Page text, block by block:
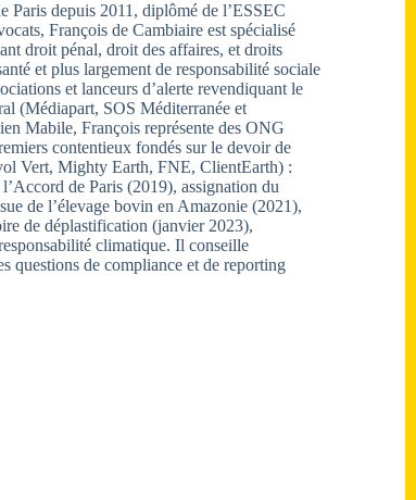
Paris depuis 2011, diplômé de l’ESSEC
François de Cambiaire est spécialisé
droit pénal, droit des affaires, et droits
et plus largement de responsabilité sociale
et lanceurs d’alerte revendiquant le
(Médiapart, SOS Méditerranée et
Mabile, François représente des ONG
contentieux fondés sur le devoir de
Vert, Mighty Earth, FNE, ClientEarth) :
de Paris (2019), assignation du
de l’élevage bovin en Amazonie (2021),
de déplastification (janvier 2023),
climatique. Il conseille
questions de compliance et de reporting